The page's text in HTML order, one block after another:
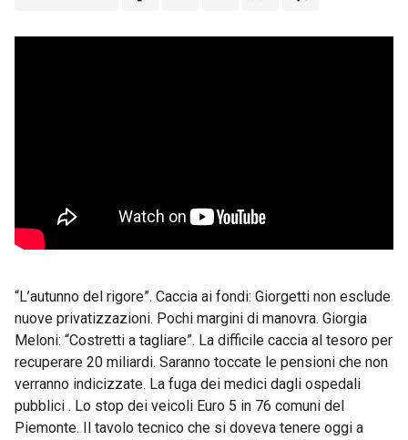
“L’autunno del rigore”. Caccia ai fondi: Giorgetti non esclude
nuove privatizzazioni. Pochi margini di manovra. Giorgia
Meloni: “Costretti a tagliare”. La difficile caccia al tesoro per
recuperare 20 miliardi. Saranno toccate le pensioni che non
verranno indicizzate. La fuga dei medici dagli ospedali
pubblici . Lo stop dei veicoli Euro 5 in 76 comuni del
Piemonte. Il tavolo tecnico che si doveva tenere oggi a